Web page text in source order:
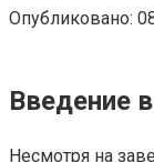
Опубликовано:
Введение
Несмотря на